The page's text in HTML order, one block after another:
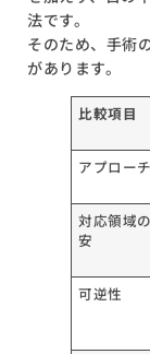
法です。
そのため、手術
があります。
比較項目
アプローチ
対応領域
安
可逆性